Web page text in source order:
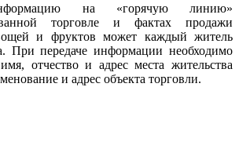
на «горячую линию»
торговле и фактах продажи
и фруктов может каждый житель
При передаче информации необходимо
отчество и адрес места жительства
и адрес объекта торговли.